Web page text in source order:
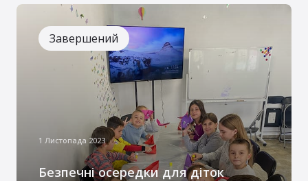
Завершений
1 Листопада 2023
Безпечні осередки для діток